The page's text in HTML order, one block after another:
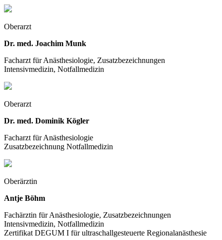
Oberarzt
Dr. med. Joachim Munk
Facharzt für Anästhesiologie, Zusatzbezeichnungen
Intensivmedizin, Notfallmedizin
Oberarzt
Dr. med. Dominik Kögler
Facharzt für Anästhesiologie
Zusatzbezeichnung Notfallmedizin
Oberärztin
Antje Böhm
Fachärztin für Anästhesiologie, Zusatzbezeichnungen
Intensivmedizin, Notfallmedizin
Zertifikat DEGUM I für ultraschallgesteuerte Regionalanästhesie